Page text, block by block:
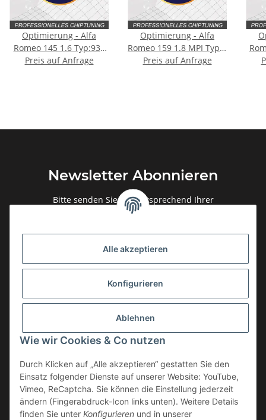
Alle akzeptieren
Konfigurieren
Ablehnen
Wie wir Cookies & Co nutzen
Durch Klicken auf „Alle akzeptieren“ gestatten Sie den
Einsatz folgender Dienste auf unserer Website: YouTube,
Vimeo, ReCaptcha. Sie können die Einstellung jederzeit
ändern (Fingerabdruck-Icon links unten). Weitere Details
finden Sie unter Konfigurieren und in unserer
Optimierung - Alfa
Romeo 145 1.6 Typ:930
[Facelift] 120PS
Preis auf Anfrage
Optimierung - Alfa
Romeo 159 1.8 MPI Typ:1
generation 140PS
Preis auf Anfrage
Newsletter Abonnieren
Bitte senden Sie mir entsprechend Ihrer
regelmäßig und jederzeit widerruflich
Newsletter Abonnieren
Gesetzliche Informationen
Service
Vertrag widerrufen